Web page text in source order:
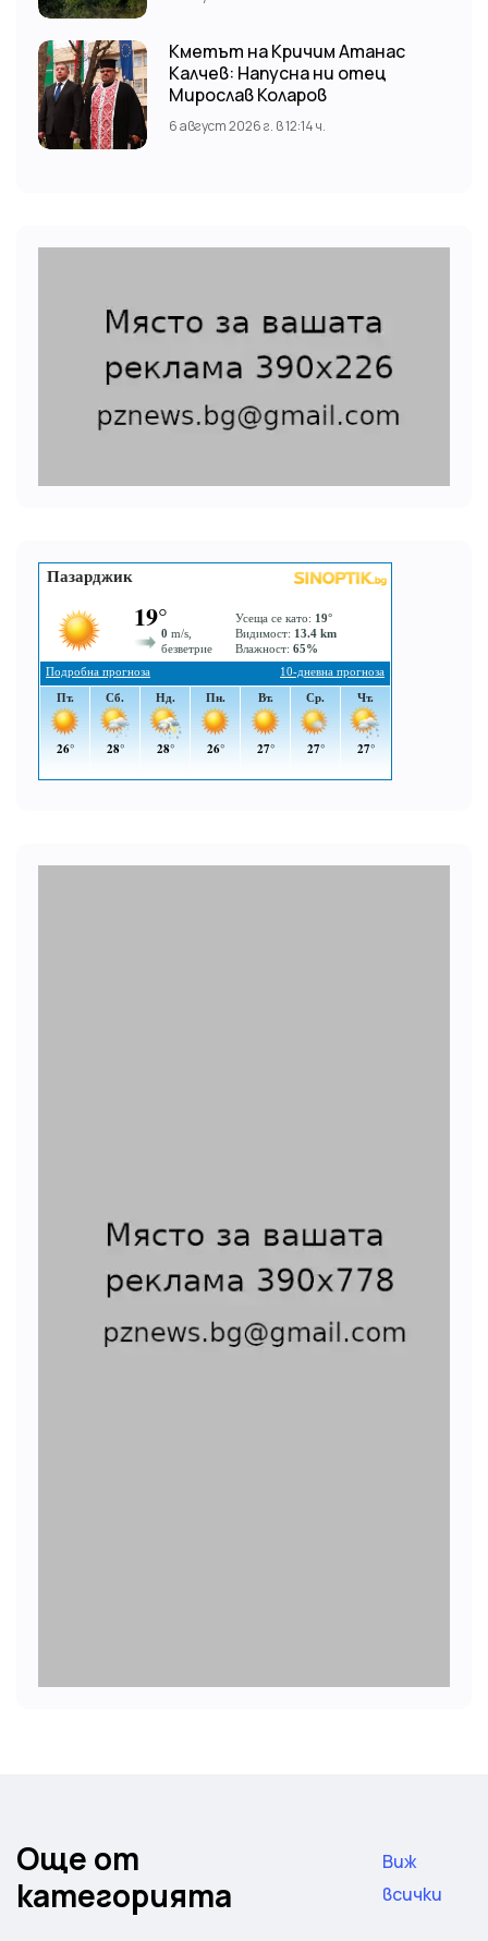
Кметът на Кричим Атанас
Калчев: Напусна ни отец
Мирослав Коларов
6 август 2026 г. в 12:14 ч.
Още от
категорията
Виж
всички